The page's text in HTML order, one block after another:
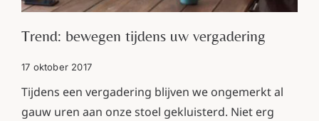
Trend: bewegen tijdens uw vergadering
17 oktober 2017
Tijdens een vergadering blijven we ongemerkt al
gauw uren aan onze stoel gekluisterd. Niet erg